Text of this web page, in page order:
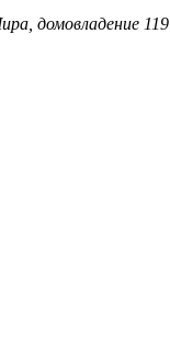
домовладение 119